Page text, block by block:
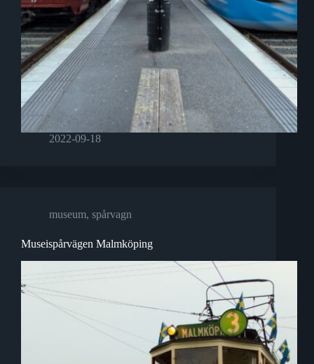
2022-09-18
museum, spårvagn
Museispårvägen Malmköping